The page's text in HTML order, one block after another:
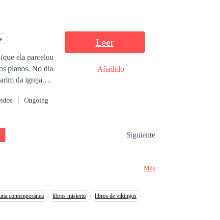
ela parcelou
planos. No dia
da igreja.
Vingança?
o
muito mais
envolvido
Ongoing
Leer
Añadido
Siguiente
Más
contemporánea libros misterio
libros de vikingos